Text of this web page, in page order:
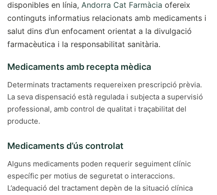
disponibles en línia, Andorra Cat Farmàcia ofereix
continguts informatius relacionats amb medicaments i
salut dins d’un enfocament orientat a la divulgació
farmacèutica i la responsabilitat sanitària.
Medicaments amb recepta mèdica
Determinats tractaments requereixen prescripció prèvia.
La seva dispensació està regulada i subjecta a supervisió
professional, amb control de qualitat i traçabilitat del
producte.
Medicaments d’ús controlat
Alguns medicaments poden requerir seguiment clínic
específic per motius de seguretat o interaccions.
L’adequació del tractament depèn de la situació clínica